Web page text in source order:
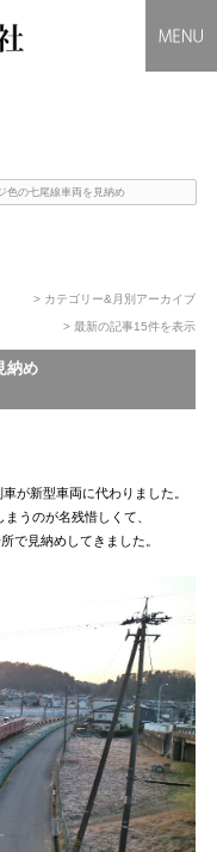
色の七尾線車両を見納め
> カテゴリー&月別アーカイブ
> 最新の記事15件を表示
納め
が新型車両に代わりました。
うのが名残惜しくて、
で見納めしてきました。